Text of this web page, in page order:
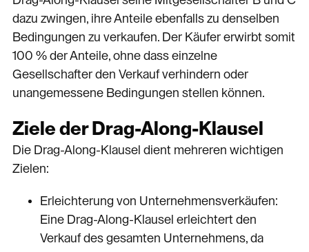
dazu zwingen, ihre Anteile ebenfalls zu denselben
Bedingungen zu verkaufen. Der Käufer erwirbt somit
100 % der Anteile, ohne dass einzelne
Gesellschafter den Verkauf verhindern oder
unangemessene Bedingungen stellen können.
Ziele der Drag-Along-Klausel
Die Drag-Along-Klausel dient mehreren wichtigen
Zielen:
Erleichterung von Unternehmensverkäufen:
Eine Drag-Along-Klausel erleichtert den
Verkauf des gesamten Unternehmens, da